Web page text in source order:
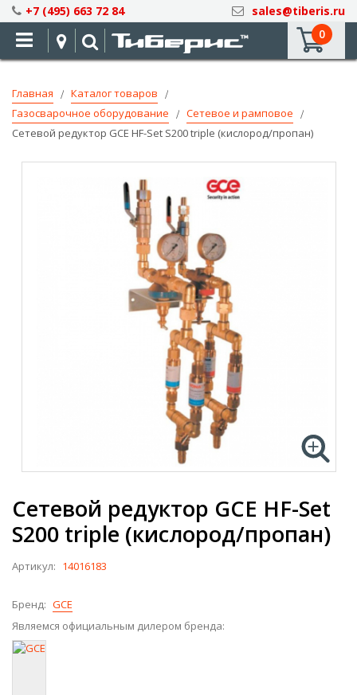
Skip
to
Content
+7 (495) 663 72 84
sales@tiberis.ru
0
Главная
Каталог товаров
Газосварочное оборудование
Сетевое и рамповое
Сетевой редуктор GCE HF-Set S200 triple (кислород/пропан)
Сетевой редуктор GCE HF-Set
S200 triple (кислород/пропан)
Артикул: 14016183
Бренд: GCE
Являемся официальным дилером бренда: